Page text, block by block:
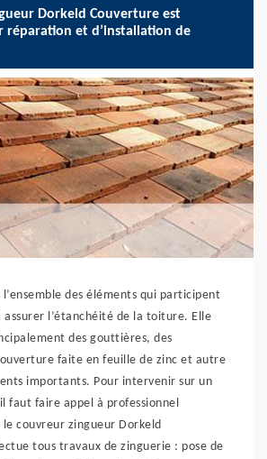
Dorkeld Couverture est
réparation et d’installation de
l’ensemble des éléments qui participent
assurer l’étanchéité de la toiture. Elle
des gouttières, des
faite en feuille de zinc et autre
importants. Pour intervenir sur un
faut faire appel à professionnel
le couvreur zingueur Dorkeld
tous travaux de zinguerie : pose de